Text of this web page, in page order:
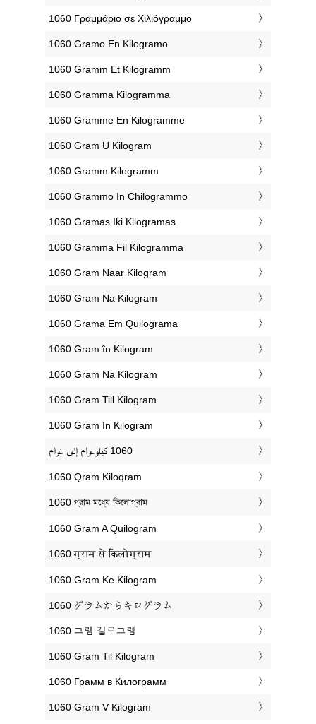
‎1060 Γραμμάριο σε Χιλιόγραμμο
‎1060 Gramo En Kilogramo
‎1060 Gramm Et Kilogramm
‎1060 Gramma Kilogramma
‎1060 Gramme En Kilogramme
‎1060 Gram U Kilogram
‎1060 Gramm Kilogramm
‎1060 Grammo In Chilogrammo
‎1060 Gramas Iki Kilogramas
‎1060 Gramma Fil Kilogramma
‎1060 Gram Naar Kilogram
‎1060 Gram Na Kilogram
‎1060 Grama Em Quilograma
‎1060 Gram în Kilogram
‎1060 Gram Na Kilogram
‎1060 Gram Till Kilogram
‎1060 Gram In Kilogram
‎1060 Qram Kiloqram
‎1060 গ্রাম মধ্যে কিলোগ্রাম
‎1060 Gram A Quilogram
‎1060 ग्राम से किलोग्राम
‎1060 Gram Ke Kilogram
‎1060 グラムからキログラム
‎1060 그램 킬로그램
‎1060 Gram Til Kilogram
‎1060 Грамм в Килограмм
‎1060 Gram V Kilogram